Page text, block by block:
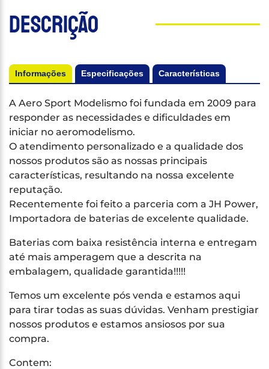
Descrição
Informações Especificações Características
A Aero Sport Modelismo foi fundada em 2009 para
responder as necessidades e dificuldades em
iniciar no aeromodelismo.
O atendimento personalizado e a qualidade dos
nossos produtos são as nossas principais
características, resultando na nossa excelente
reputação.
Recentemente foi feito a parceria com a JH Power,
Importadora de baterias de excelente qualidade.
Baterias com baixa resistência interna e entregam
até mais amperagem que a descrita na
embalagem, qualidade garantida!!!!!
Temos um excelente pós venda e estamos aqui
para tirar todas as suas dúvidas. Venham prestigiar
nossos produtos e estamos ansiosos por sua
compra.
Contem: